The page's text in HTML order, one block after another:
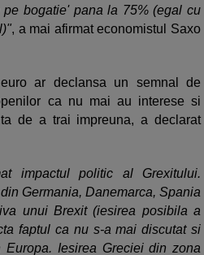
pe bogatie' pana la 75% (egal cu
, a mai afirmat economistul Saxo
ar declansa un semnal de
ca nu mai au interese si
de a trai impreuna, a declarat
impactul politic al Grexitului.
Germania, Danemarca, Spania
unui Brexit (iesirea posibila a
faptul ca nu s-a mai discutat si
Iesirea Greciei din zona